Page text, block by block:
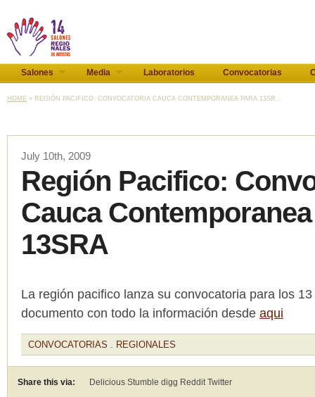
Salones Media Laboratorios Convocatorias
HOME » REGIÓN PACIFICO: CONVOCATORIA CAUCA CONTEMPORANEA PARA 13SR...
July 10th, 2009
Región Pacifico:
Cauca
13SRA
La región pacifico lanza su convocatoria para los
documento con todo la información desde aqui
CONVOCATORIAS . REGIONALES
Share this via: Delicious Stumble digg RedditTwitter